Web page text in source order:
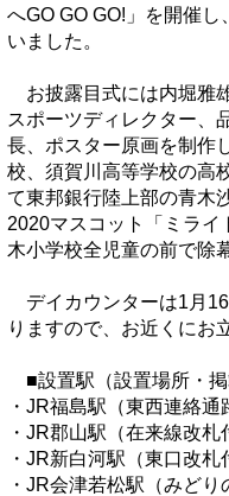
へGO GO GO!」を開催
いました。
お披露目式には内堀雅
スポーツディレクター、
長、ポスター原画を制作
校、須賀川高等学校の高
て東邦銀行陸上部の青木
2020マスコット「ミラ
木小学校全児童の前で除
デイカウンターは1月
りますので、お近くにお
■設置駅（設置場所・掲
・JR福島駅（東西連絡通
・JR郡山駅（在来線改札
・JR新白河駅（東口改札
・JR会津若松駅（みどり